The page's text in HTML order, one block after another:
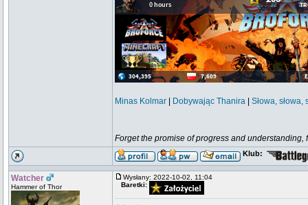
Minas Kolmar Dobywając Thanira Słowa, słowa,
Forget the promise of progress and
Klub:
Watcher
Hammer of Thor
Wysłany: 2022-10-02, 11:04
Baretki: